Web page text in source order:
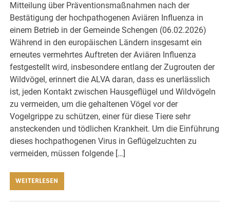
Mitteilung über Präventionsmaßnahmen nach der
Bestätigung der hochpathogenen Aviären Influenza in
einem Betrieb in der Gemeinde Schengen (06.02.2026)
Während in den europäischen Ländern insgesamt ein
erneutes vermehrtes Auftreten der Aviären Influenza
festgestellt wird, insbesondere entlang der Zugrouten der
Wildvögel, erinnert die ALVA daran, dass es unerlässlich
ist, jeden Kontakt zwischen Hausgeflügel und Wildvögeln
zu vermeiden, um die gehaltenen Vögel vor der
Vogelgrippe zu schützen, einer für diese Tiere sehr
ansteckenden und tödlichen Krankheit. Um die Einführung
dieses hochpathogenen Virus in Geflügelzuchten zu
vermeiden, müssen folgende […]
WEITERLESEN